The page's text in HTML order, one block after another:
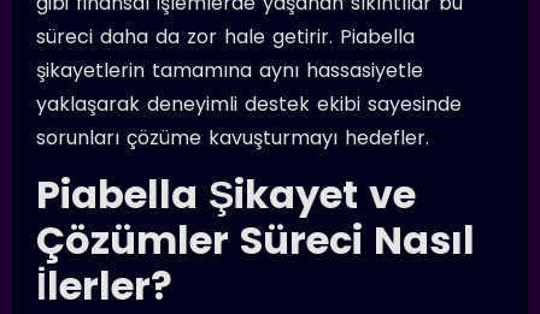
süreci daha da zor hale getirir. Piabella
şikayetlerin tamamına aynı hassasiyetle
yaklaşarak deneyimli destek ekibi sayesinde
sorunları çözüme kavuşturmayı hedefler.
Piabella Şikayet ve
Çözümler Süreci Nasıl
İlerler?